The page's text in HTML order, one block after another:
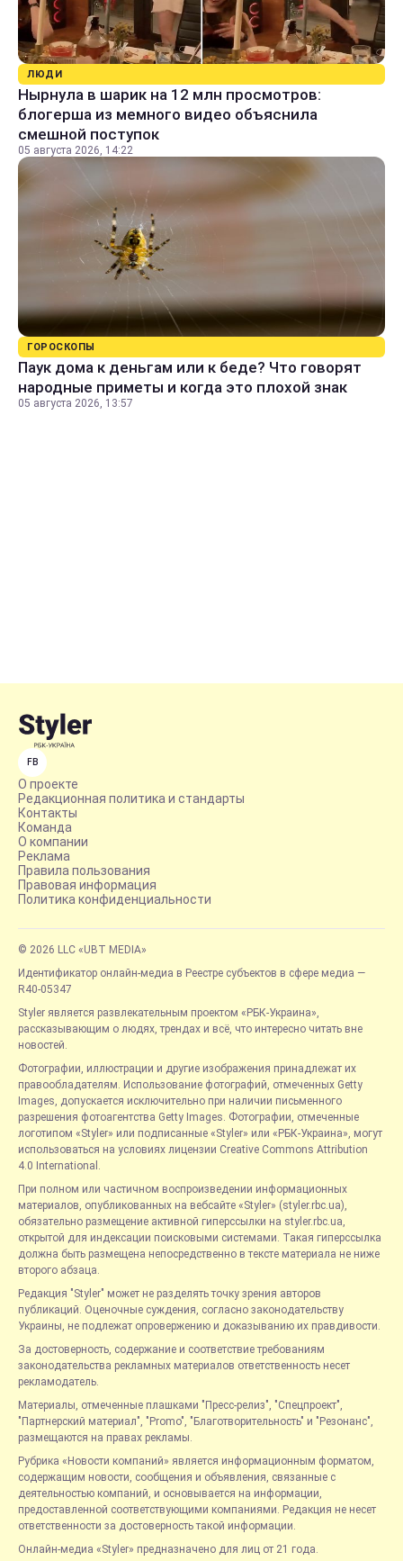
ЛЮДИ
Нырнула в шарик на 12 млн просмотров:
блогерша из мемного видео объяснила
смешной поступок
05 августа 2026, 14:22
ГОРОСКОПЫ
Паук дома к деньгам или к беде? Что говорят
народные приметы и когда это плохой знак
05 августа 2026, 13:57
FB
О проекте
Редакционная политика и стандарты
Контакты
Команда
О компании
Реклама
Правила пользования
Правовая информация
Политика конфиденциальности
© 2026 LLC «UBT MEDIA»
Идентификатор онлайн-медиа в Реестре субъектов в сфере медиа —
R40-05347
Styler является развлекательным проектом «РБК-Украина»,
рассказывающим о людях, трендах и всё, что интересно читать вне
новостей.
Фотографии, иллюстрации и другие изображения принадлежат их
правообладателям. Использование фотографий, отмеченных Getty
Images, допускается исключительно при наличии письменного
разрешения фотоагентства Getty Images. Фотографии, отмеченные
логотипом «Styler» или подписанные «Styler» или «РБК-Украина», могут
использоваться на условиях лицензии Creative Commons Attribution
4.0 International.
При полном или частичном воспроизведении информационных
материалов, опубликованных на вебсайте «Styler» (styler.rbc.ua),
обязательно размещение активной гиперссылки на styler.rbc.ua,
открытой для индексации поисковыми системами. Такая гиперссылка
должна быть размещена непосредственно в тексте материала не ниже
второго абзаца.
Редакция "Styler" может не разделять точку зрения авторов
публикаций. Оценочные суждения, согласно законодательству
Украины, не подлежат опровержению и доказыванию их правдивости.
За достоверность, содержание и соответствие требованиям
законодательства рекламных материалов ответственность несет
рекламодатель.
Материалы, отмеченные плашками "Пресс-релиз", "Спецпроект",
"Партнерский материал", "Promo", "Благотворительность" и "Резонанс",
размещаются на правах рекламы.
Рубрика «Новости компаний» является информационным форматом,
содержащим новости, сообщения и объявления, связанные с
деятельностью компаний, и основывается на информации,
предоставленной соответствующими компаниями. Редакция не несет
ответственности за достоверность такой информации.
Онлайн-медиа «Styler» предназначено для лиц от 21 года.